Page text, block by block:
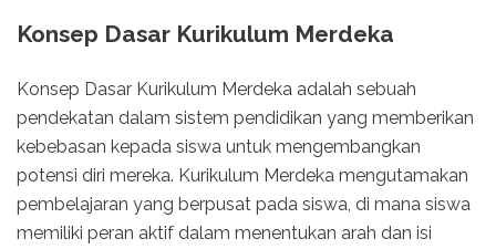
Konsep Dasar Kurikulum Merdeka
Konsep Dasar Kurikulum Merdeka adalah sebuah
pendekatan dalam sistem pendidikan yang memberikan
kebebasan kepada siswa untuk mengembangkan
potensi diri mereka. Kurikulum Merdeka mengutamakan
pembelajaran yang berpusat pada siswa, di mana siswa
memiliki peran aktif dalam menentukan arah dan isi